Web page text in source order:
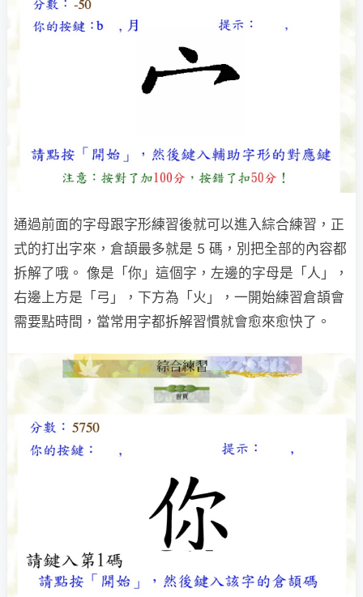
通過前面的字母跟字形練習後就可以進入綜合練習，正
式的打出字來，倉頡最多就是 5 碼，別把全部的內容都
拆解了哦。 像是「你」這個字，左邊的字母是「人」，
右邊上方是「弓」，下方為「火」，一開始練習倉頡會
需要點時間，當常用字都拆解習慣就會愈來愈快了。